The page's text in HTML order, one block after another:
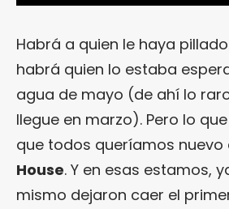
Habrá a quien le haya
habrá quien lo estaba
agua de mayo (de ahí lo
llegue en marzo). Pero lo
que todos queríamos nuevo
House. Y en esas estamos,
mismo dejaron caer el